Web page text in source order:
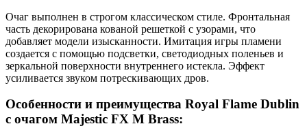
Очаг выполнен в строгом классическом стиле. Фронтальная
часть декорирована кованой решеткой с узорами, что
добавляет модели изысканности. Имитация игры пламени
создается с помощью подсветки, светодиодных поленьев и
зеркальной поверхности внутреннего истекла. Эффект
усиливается звуком потрескивающих дров.
Особенности и преимущества Royal Flame Dublin
с очагом Majestic FX M Brass: